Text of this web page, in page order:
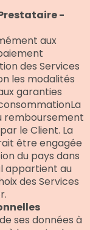
-
aux
des Services
les modalités
garanties
remboursement
le Client. La
être engagée
du pays dans
appartient au
des Services
ses données à